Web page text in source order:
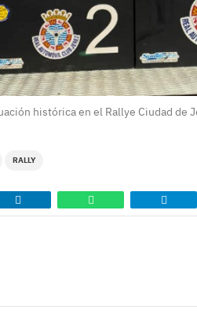
histórica en el Rallye Ciudad de
RALLY